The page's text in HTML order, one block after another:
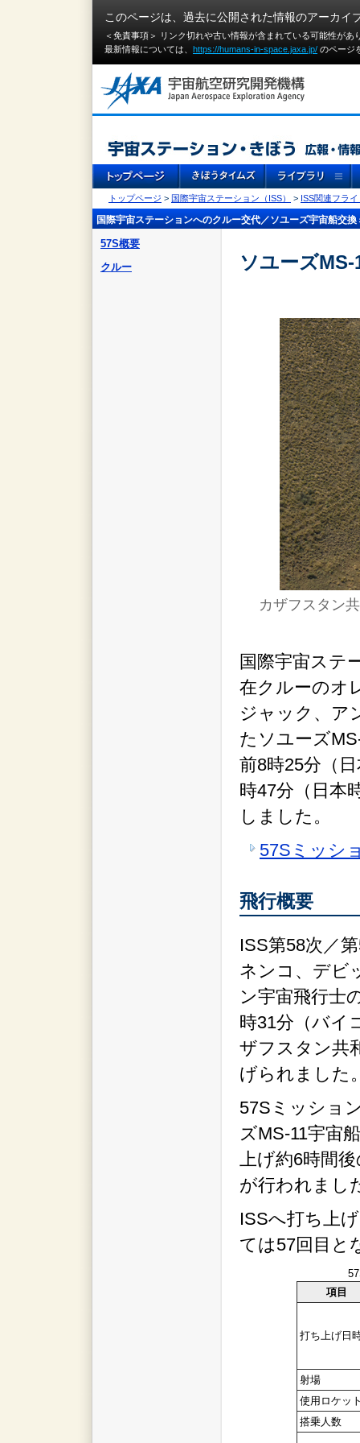
このページは、過去に公開された情報のアーカイ
＜免責事項＞ リンク切れや古い情報が含まれている可能性が
最新情報については、 https://humans-in-space.jaxa.jp/ のページ
トップページ > 国際宇宙ステーション（ISS） > ISS関連フラ
国際宇宙ステーションへのクルー交代／ソユーズ宇宙船交換
57S概要
クルー
ソユーズ
カザフスタン
国際宇宙ステ
在クルーのオ
ジャック、ア
たソユーズ
前8時25分（
時47分（日本
しました。
57Sミッシ
飛行概要
ISS第58次／
ネンコ、デビ
ン宇宙飛行士
時31分（バイ
ザフスタン共
げられました
57Sミッショ
ズMS-11宇宙
上げ約6時間
が行われまし
ISSへ打ち上
ては57回目と
項目
打ち上げ日
射場
使用ロケッ
搭乗人数